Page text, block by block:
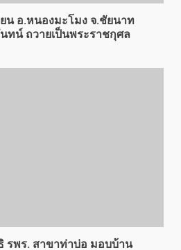
น อ.หนองมะโมง จ.ชัยนาท
ทน์ ถวายเป็นพระราชกุศล
รพร. สาขาท่าบ่อ มอบบ้าน